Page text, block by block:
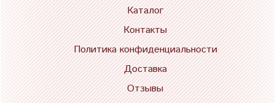
Каталог
Контакты
Политика конфиденциальности
Доставка
Отзывы